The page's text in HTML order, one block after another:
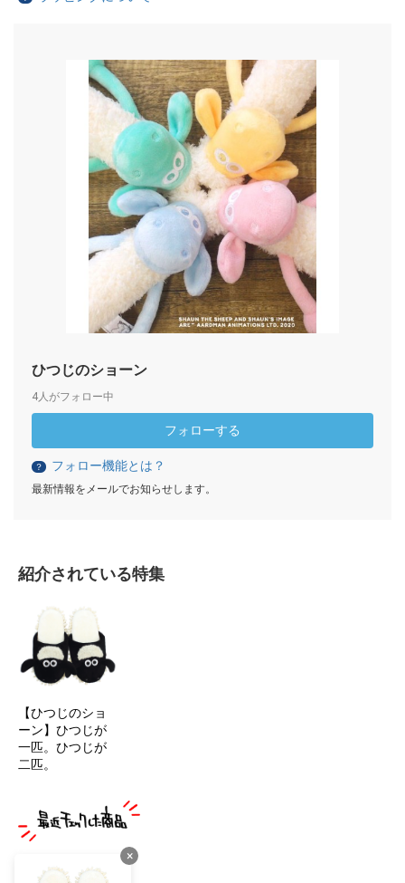
ひつじのショーン
4人がフォロー中
フォローする
？ フォロー機能とは？
最新情報をメールでお知らせします。
紹介されている特集
【ひつじのショ
ーン】ひつじが
一匹。ひつじが
二匹。
×